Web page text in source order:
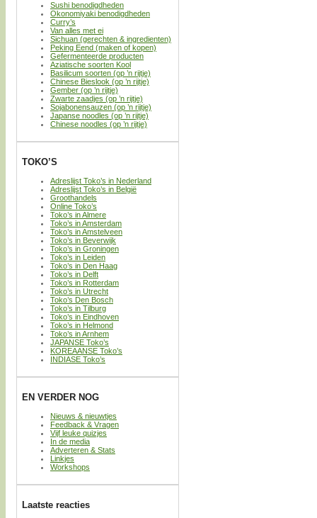
Sushi benodigdheden
Okonomiyaki benodigdheden
Curry’s
Van alles met ei
Sichuan (gerechten & ingredienten)
Peking Eend (maken of kopen)
Gefermenteerde producten
Aziatische soorten Kool
Basilicum soorten (op ’n rijtje)
Chinese Bieslook (op ’n rijtje)
Gember (op ’n rijtje)
Zwarte zaadjes (op ’n rijtje)
Sojabonensauzen (op ’n rijtje)
Japanse noodles (op ’n rijtje)
Chinese noodles (op ’n rijtje)
TOKO’S
Adreslijst Toko’s in Nederland
Adreslijst Toko’s in België
Groothandels
Online Toko’s
Toko’s in Almere
Toko’s in Amsterdam
Toko’s in Amstelveen
Toko’s in Beverwijk
Toko’s in Groningen
Toko’s in Leiden
Toko’s in Den Haag
Toko’s in Delft
Toko’s in Rotterdam
Toko’s in Utrecht
Toko’s Den Bosch
Toko’s in Tilburg
Toko’s in Eindhoven
Toko’s in Helmond
Toko’s in Arnhem
JAPANSE Toko’s
KOREAANSE Toko’s
INDIASE Toko’s
EN VERDER NOG
Nieuws & nieuwtjes
Feedback & Vragen
Vijf leuke quizjes
In de media
Adverteren & Stats
Linkjes
Workshops
Laatste reacties